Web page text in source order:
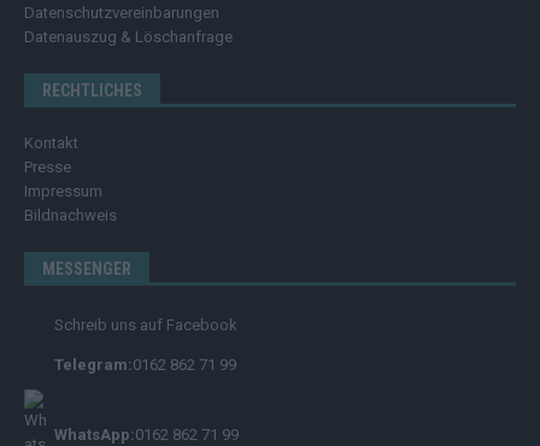
Datenschutzvereinbarungen
Datenauszug & Löschanfrage
RECHTLICHES
Kontakt
Presse
Impressum
Bildnachweis
MESSENGER
Schreib uns auf Facebook
Telegram:0162 862 71 99
WhatsApp:0162 862 71 99